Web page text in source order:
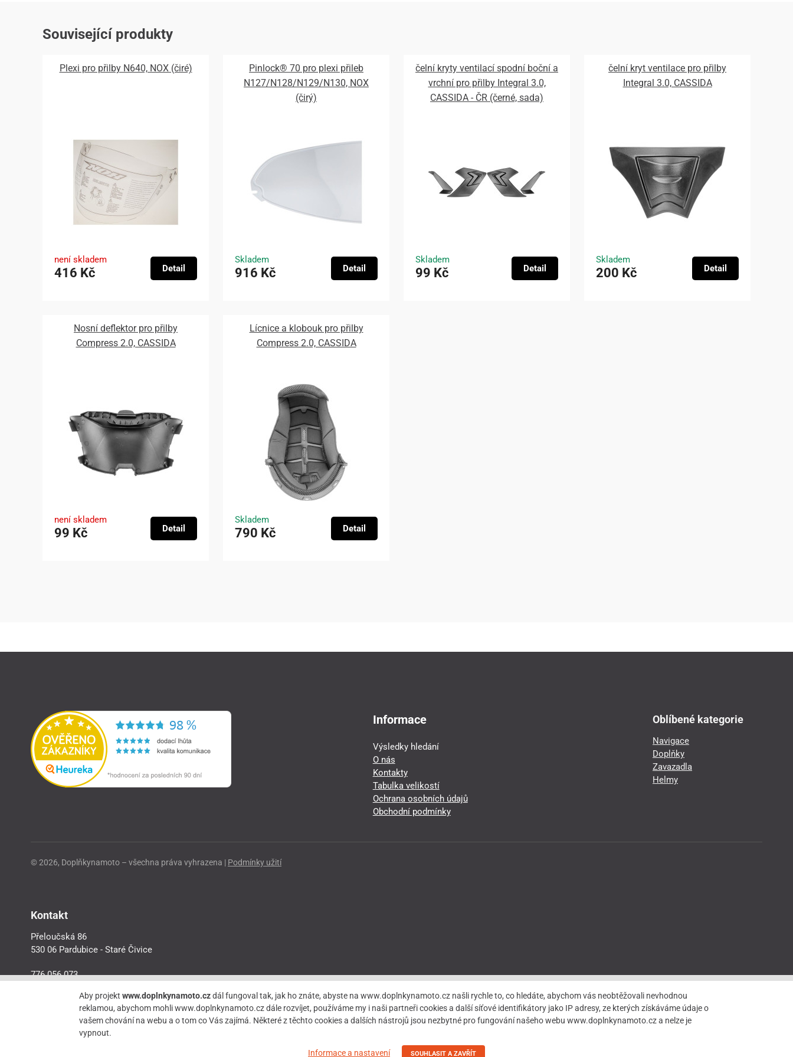
Související produkty
Plexi pro přilby N640, NOX (čiré)
není skladem
416 Kč Detail
Pinlock® 70 pro plexi přileb
N127/N128/N129/N130, NOX
(čirý)
Skladem
916 Kč Detail
čelní kryty ventilací spodní boční a
vrchní pro přilby Integral 3.0,
CASSIDA - ČR (černé, sada)
Skladem
99 Kč Detail
čelní kryt ventilace pro přilby
Integral 3.0, CASSIDA
Skladem
200 Kč Detail
Nosní deflektor pro přilby
Compress 2.0, CASSIDA
není skladem
99 Kč Detail
Lícnice a klobouk pro přilby
Compress 2.0, CASSIDA
Skladem
790 Kč Detail
Informace
Výsledky hledání
O nás
Kontakty
Tabulka velikostí
Ochrana osobních údajů
Obchodní podmínky
Oblíbené kategorie
Navigace
Doplňky
Zavazadla
Helmy
© 2026, Doplňkynamoto – všechna práva vyhrazena | Podmínky užití
Kontakt
Přeloučská 86
530 06 Pardubice - Staré Čivice
776 056 073
Aby projektwww.doplnkynamoto.czdál fungoval tak, jak ho znáte, abyste na www.doplnkynamoto.cz našli rychle to, co hledáte, abychom vás neobtěžovali nevhodnou
reklamou, abychom mohli www.doplnkynamoto.cz dále rozvíjet, používáme my i naši partneři cookies a další síťové identifikátory jako IP adresy, ze kterých získáváme údaje o
vašem chování na webu a o tom co Vás zajímá. Některé z těchto cookies a dalších nástrojů jsou nezbytné pro fungování našeho webu www.doplnkynamoto.cz a nelze je
vypnout.
Informace a nastavení SOUHLASIT A ZAVŘÍT